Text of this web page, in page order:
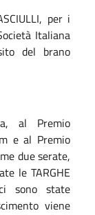
per i
Italiana
del brano
al Premio
e al Premio
due serate,
le TARGHE
sono state
viene